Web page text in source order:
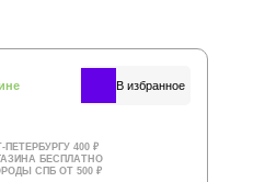
400 ₽
БЕСПЛАТНО
СПБ ОТ 500 ₽